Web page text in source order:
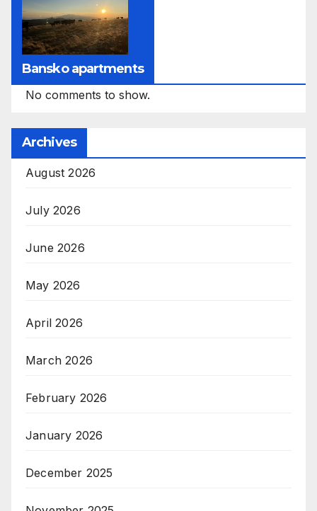
Bansko apartments
No comments to show.
Archives
August 2026
July 2026
June 2026
May 2026
April 2026
March 2026
February 2026
January 2026
December 2025